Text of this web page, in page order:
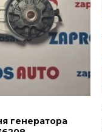
генератора